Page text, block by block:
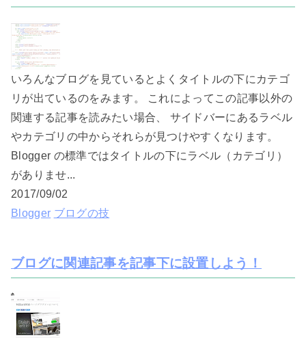
いろんなブログを見ているとよくタイトルの下にカテゴ
リが出ているのをみます。 これによってこの記事以外の
関連する記事を読みたい場合、 サイドバーにあるラベル
やカテゴリの中からそれらが見つけやすくなります。
Blogger の標準ではタイトルの下にラベル（カテゴリ）
がありませ...
2017/09/02
Blogger ブログの技
ブログに関連記事を記事下に設置しよう！